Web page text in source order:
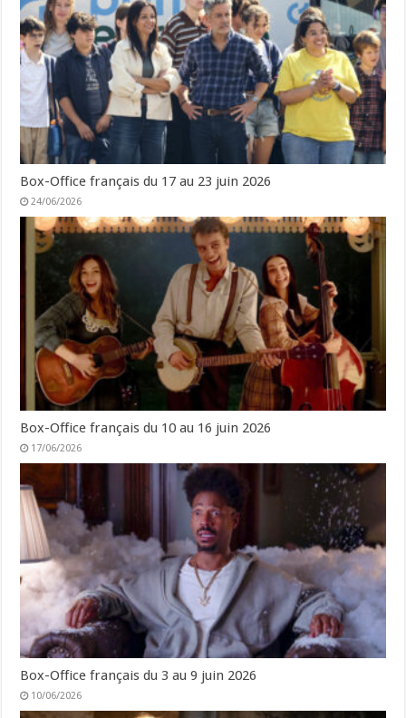
Box-Office français du 17 au 23 juin 2026
24/06/2026
Box-Office français du 10 au 16 juin 2026
17/06/2026
Box-Office français du 3 au 9 juin 2026
10/06/2026